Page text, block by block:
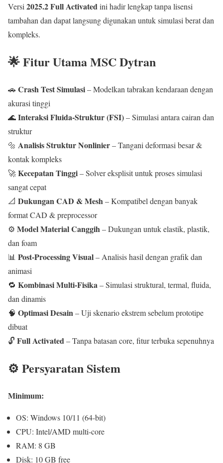
Versi 2025.2 Full Activatedini hadir lengkap tanpa lisensi
tambahan dan dapat langsung digunakan untuk simulasi berat dan
kompleks.
🌟 Fitur Utama MSC Dytran
🚗 Crash Test Simulasi– Modelkan tabrakan kendaraan dengan
akurasi tinggi
🌊Interaksi Fluida-Struktur (FSI)– Simulasi antara cairan dan
struktur
🔩 Analisis Struktur Nonlinier– Tangani deformasi besar &
kontak kompleks
🚀Kecepatan Tinggi– Solver eksplisit untuk proses simulasi
sangat cepat
📐 Dukungan CAD & Mesh– Kompatibel dengan banyak
format CAD & preprocessor
⚙️ Model Material Canggih– Dukungan untuk elastik, plastik,
dan foam
📊 Post-Processing Visual– Analisis hasil dengan grafik dan
animasi
🔁 Kombinasi Multi-Fisika– Simulasi struktural, termal, fluida,
dan dinamis
🧠 Optimasi Desain– Uji skenario ekstrem sebelum prototipe
dibuat
🔓 Full Activated– Tanpa batasan core, fitur terbuka sepenuhnya
⚙️ Persyaratan Sistem
Minimum:
OS: Windows 10/11 (64-bit)
CPU: Intel/AMD multi-core
RAM: 8 GB
Disk: 10 GB free